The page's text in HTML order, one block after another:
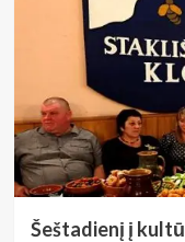
Šeštadienį į